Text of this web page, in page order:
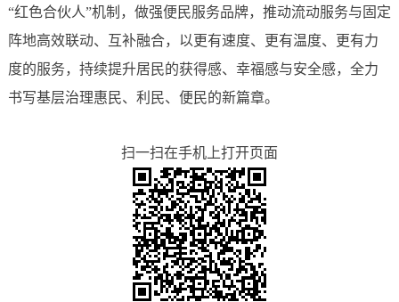
“红色合伙人”机制，做强便民服务品牌，推动流动服务与固定
阵地高效联动、互补融合，以更有速度、更有温度、更有力
度的服务，持续提升居民的获得感、幸福感与安全感，全力
书写基层治理惠民、利民、便民的新篇章。
扫一扫在手机上打开页面